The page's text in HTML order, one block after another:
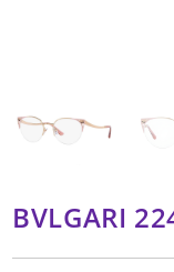
BVLGARI